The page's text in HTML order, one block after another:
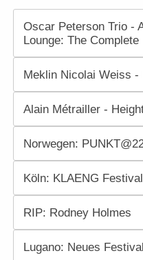
Oscar Peterson Trio -
Lounge: The
Meklin Nicolai Weiss
Alain Métrailler -
Norwegen:
Köln: KLAENG
RIP: Rodney Holmes
Lugano: Neues Festival